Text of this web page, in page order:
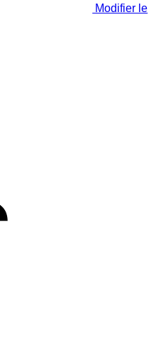
Modifier le